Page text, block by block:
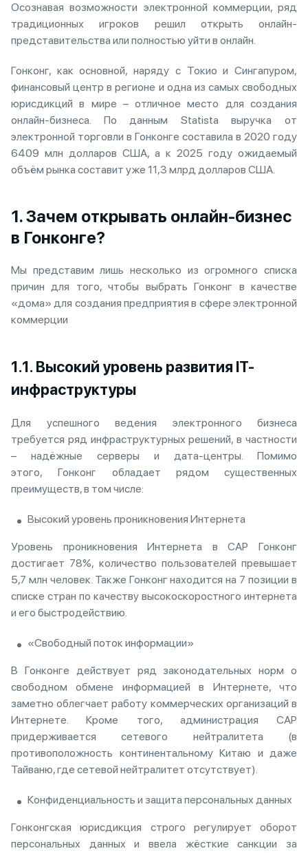
Осознавая возможности электронной коммерции, ряд
традиционных игроков решил открыть онлайн-
представительства или полностью уйти в онлайн.
Гонконг, как основной, наряду с Токио и Сингапуром,
финансовый центр в регионе и одна из самых свободных
юрисдикций в мире – отличное место для создания
онлайн-бизнеса. По данным Statista выручка от
электронной торговли в Гонконге составила в 2020 году
6409 млн долларов США, а к 2025 году ожидаемый
объём рынка составит уже 11,3 млрд долларов США.
1. Зачем открывать онлайн-бизнес
в Гонконге?
Мы представим лишь несколько из огромного списка
причин для того, чтобы выбрать Гонконг в качестве
«дома» для создания предприятия в сфере электронной
коммерции
1.1. Высокий уровень развития IT-
инфраструктуры
Для успешного ведения электронного бизнеса
требуется ряд инфраструктурных решений, в частности
– надёжные серверы и дата-центры. Помимо
этого, Гонконг обладает рядом существенных
преимуществ, в том числе:
Высокий уровень проникновения Интернета
Уровень проникновения Интернета в САР Гонконг
достигает 78%, количество пользователей превышает
5,7 млн человек. Также Гонконг находится на 7 позиции в
списке стран по качеству высокоскоростного интернета
и его быстродействию.
«Свободный поток информации»
В Гонконге действует ряд законодательных норм о
свободном обмене информацией в Интернете, что
заметно облегчает работу коммерческих организаций в
Интернете. Кроме того, администрация САР
придерживается сетевого нейтралитета (в
противоположность континентальному Китаю и даже
Тайваню, где сетевой нейтралитет отсутствует).
Конфиденциальность и защита персональных данных
Гонконгская юрисдикция строго регулирует оборот
персональных данных и ввела жёсткие санкции за